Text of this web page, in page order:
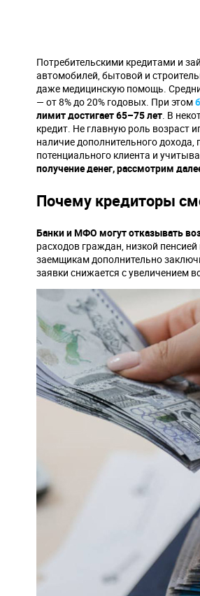
Потребительскими кредитами и
автомобилей, бытовой и
даже медицинскую помощь.
— от 8% до 20% годовых. При этом
лимит достигает 65–75 лет. В
кредит. Не главную роль возраст
наличие дополнительного
потенциального клиента и
получение денег, рассмотрим
Почему кредиторы
Банки и МФО могут отказывать
расходов граждан, низкой
заемщикам дополнительно
заявки снижается с увеличением